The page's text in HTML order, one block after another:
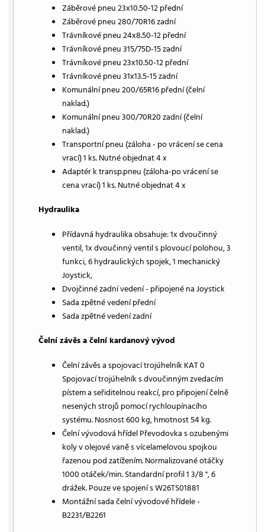
Záběrové pneu 23x10.50-12 přední
Záběrové pneu 280/70R16 zadní
Trávníkové pneu 24x8.50-12 přední
Trávníkové pneu 315/75D-15 zadní
Trávníkové pneu 23x10.50-12 přední
Trávníkové pneu 31x13.5-15 zadní
Komunální pneu 200/65R16 přední (čelní
naklad.)
Komunální pneu 300/70R20 zadní (čelní
naklad.)
Transportní pneu (záloha - po vrácení se cena
vrací) 1 ks. Nutné objednat 4 x
Adaptér k transp.pneu (záloha-po vrácení se
cena vrací) 1 ks. Nutné objednat 4 x
Hydraulika
Přídavná hydraulika obsahuje: 1x dvoučinný
ventil, 1x dvoučinný ventil s plovoucí polohou, 3
funkci, 6 hydraulických spojek, 1 mechanický
Joystick,
Dvojčinné zadní vedení - připojené na Joystick
Sada zpětné vedení přední
Sada zpětné vedení zadní
Čelní závěs a čelní kardanový vývod
Čelní závěs a spojovací trojúhelník KAT 0
Spojovací trojúhelník s dvoučinným zvedacím
pístem a seřiditelnou reakcí, pro připojení čelně
nesených strojů pomocí rychloupínacího
systému. Nosnost 600 kg, hmotnost 54 kg.
Čelní vývodová hřídel Převodovka s ozubenými
koly v olejové vaně s vícelamelovou spojkou
řazenou pod zatížením. Normalizované otáčky
1000 otáček/min. Standardní profil 1 3/8 ", 6
drážek. Pouze ve spojení s W26TS01881
Montážní sada čelní vývodové hřídele -
B2231/B2261